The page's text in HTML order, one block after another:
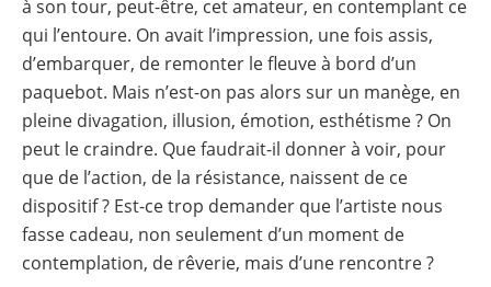
à son tour, peut-être, cet amateur, en contemplant ce
qui l’entoure. On avait l’impression, une fois assis,
d’embarquer, de remonter le fleuve à bord d’un
paquebot. Mais n’est-on pas alors sur un manège, en
pleine divagation, illusion, émotion, esthétisme ? On
peut le craindre. Que faudrait-il donner à voir, pour
que de l’action, de la résistance, naissent de ce
dispositif ? Est-ce trop demander que l’artiste nous
fasse cadeau, non seulement d’un moment de
contemplation, de rêverie, mais d’une rencontre ?